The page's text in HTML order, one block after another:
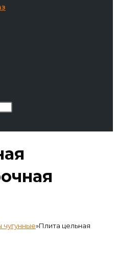
чугунные»Плита цельная